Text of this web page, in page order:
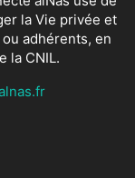
la Vie privée et
adhérents, en
la CNIL.